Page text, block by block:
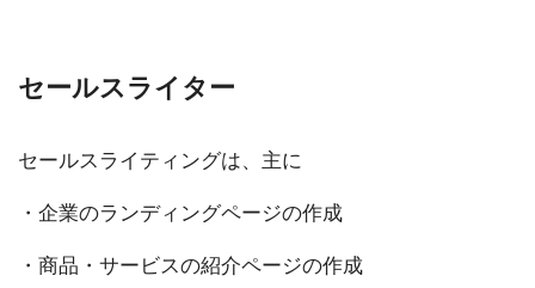
セールスライター
セールスライティングは、主に
・企業のランディングページの作成
・商品・サービスの紹介ページの作成